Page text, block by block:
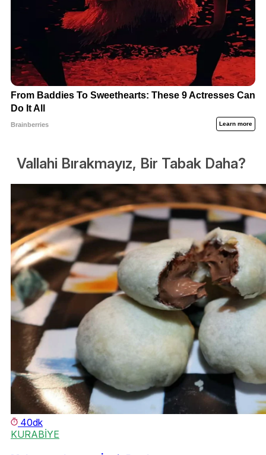
Vallahi Bırakmayız, Bir Tabak Daha?
40dk
KURABİYE